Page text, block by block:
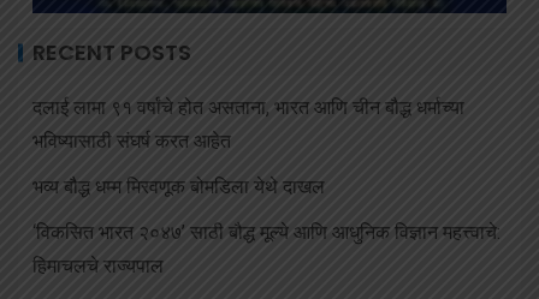
RECENT POSTS
दलाई लामा ९१ वर्षांचे होत असताना, भारत आणि चीन बौद्ध धर्माच्या
भविष्यासाठी संघर्ष करत आहेत
भव्य बौद्ध धम्म मिरवणूक बोमडिला येथे दाखल
‘विकसित भारत २०४७’ साठी बौद्ध मूल्ये आणि आधुनिक विज्ञान महत्त्वाचे:
हिमाचलचे राज्यपाल